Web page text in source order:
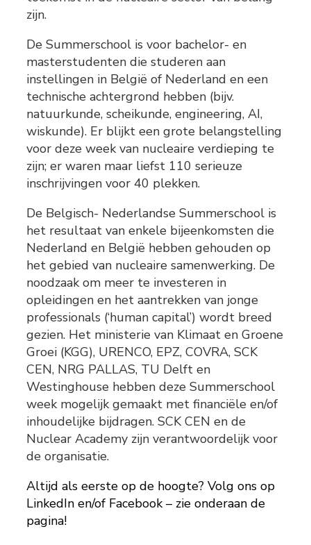
zijn.
De Summerschool is voor bachelor- en
masterstudenten die studeren aan
instellingen in België of Nederland en een
technische achtergrond hebben (bijv.
natuurkunde, scheikunde, engineering, AI,
wiskunde). Er blijkt een grote belangstelling
voor deze week van nucleaire verdieping te
zijn; er waren maar liefst 110 serieuze
inschrijvingen voor 40 plekken.
De Belgisch- Nederlandse Summerschool is
het resultaat van enkele bijeenkomsten die
Nederland en België hebben gehouden op
het gebied van nucleaire samenwerking. De
noodzaak om meer te investeren in
opleidingen en het aantrekken van jonge
professionals (‘human capital’) wordt breed
gezien. Het ministerie van Klimaat en Groene
Groei (KGG), URENCO, EPZ, COVRA, SCK
CEN, NRG PALLAS, TU Delft en
Westinghouse hebben deze Summerschool
week mogelijk gemaakt met financiële en/of
inhoudelijke bijdragen. SCK CEN en de
Nuclear Academy zijn verantwoordelijk voor
de organisatie.
Altijd als eerste op de hoogte? Volg ons op
LinkedIn en/of Facebook – zie onderaan de
pagina!